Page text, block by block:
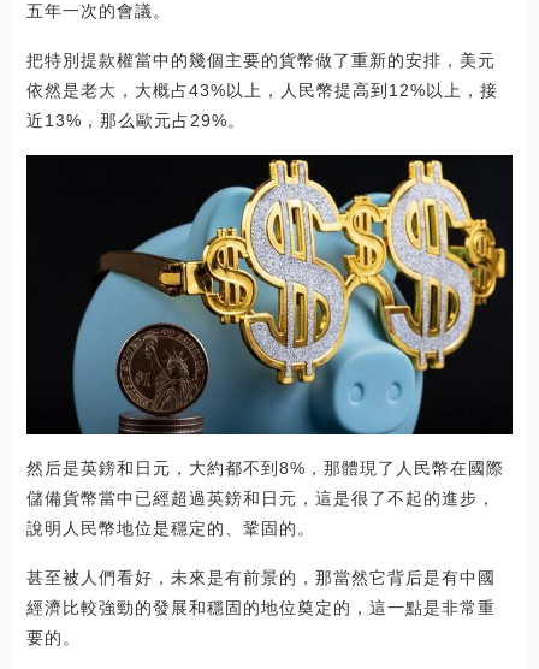
五年一次的會議。
把特別提款權當中的幾個主要的貨幣做了重新的安排，美元
依然是老大，大概占43%以上，人民幣提高到12%以上，接
近13%，那么歐元占29%。
然后是英鎊和日元，大約都不到8%，那體現了人民幣在國際
儲備貨幣當中已經超過英鎊和日元，這是很了不起的進步，
說明人民幣地位是穩定的、鞏固的。
甚至被人們看好，未來是有前景的，那當然它背后是有中國
經濟比較強勁的發展和穩固的地位奠定的，這一點是非常重
要的。